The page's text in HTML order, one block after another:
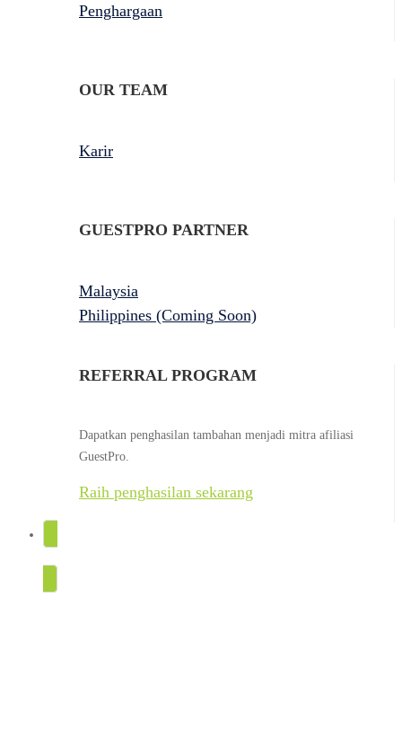
Penghargaan
OUR TEAM
Karir
GUESTPRO PARTNER
Malaysia
Philippines (Coming Soon)
REFERRAL PROGRAM
Dapatkan penghasilan tambahan menjadi mitra afiliasi
GuestPro.
Raih penghasilan sekarang